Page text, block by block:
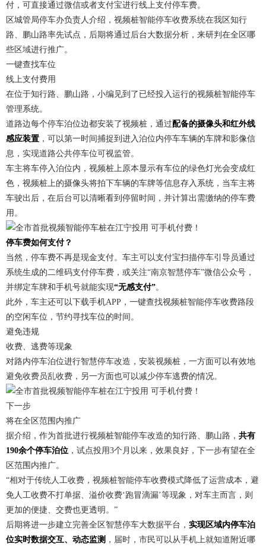
付，可直接通过微信或者支付宝进行线上支付停车费。
区城管局停车办负责人介绍，视频桩智能停车收费系统在我区知行
路、鹏山路率先试点，后期将通过后台大数据分析，来研判在全区哪
些区域进行推广。
一键查找车位
线上支付费用
在位于知行路、鹏山路，小编见到了已经投入运行的视频桩智能停车
管理系统。
道路边每个停车泊位边都安装了视频桩，通过配备的摄像头和红外线
感应装置 ，可以第一时间捕捉到进入泊位内停车车辆的车牌和影像信
息，实现道路公共停车位可视监管。
车主将车停入泊位内，视频桩上原本显示有车位的绿色灯光会变成红
色，视频桩上的摄像头将拍下车辆的车牌等信息存入系统，当车主将
车驶出后，在后台可以清晰看到停留时间，并计算出需缴纳的停车费
用。
停车费如何支付？
当然，停车费不再是现金支付。车主可以支付宝扫描停车引导员通过
系统生成的二维码支付停车费，或关注“南京智慧停车”微信公众号，
并绑定车牌和手机号就能实现“无感支付”。
此外，车主还可以下载手机APP，一键查找视频桩智能停车收费路段
的空闲车位，节约寻找车位的时间。
避免违规
收费、逃费等现象
对路内停车泊位进行智慧停车改造，安装视频桩，一方面可以有效地
避免收费员乱收费，另一方面也可以减少停车逃费的情况。
下一步
将在全区范围内推广
据介绍，作为首批进行视频桩智能停车改造的知行路、鹏山路， 共有
190余个停车泊位 ，试点投用3个月以来，效果良好，下一步有望在全
区范围内推广。
“相对于传统人工收费，视频桩智能停车收费模式降低了运营成本，避
免人工收费不打单据、溢价收费‘跑冒滴漏’等现象，对车主而言，则
更加的便捷、交费也更透明。”
后期将进一步建立完善全区智慧停车大数据平台， 实现区域内停车泊
位实时数据交互、动态监测 ，届时，市民可以从手机上就知道附近哪